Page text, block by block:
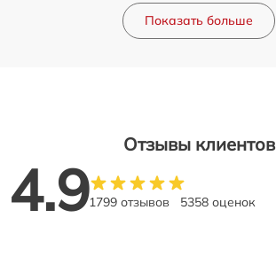
Показать больше
Отзывы клиентов
4.91799 отзывов 5358 оценок